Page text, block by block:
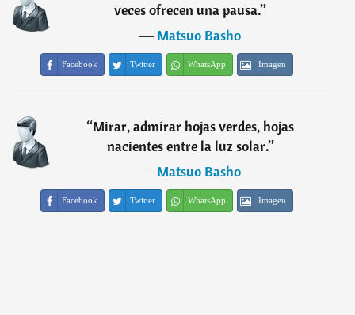
veces ofrecen una pausa.”
―Matsuo Basho
Facebook Twitter WhatsApp Imagen
“Mirar, admirar hojas verdes, hojas
nacientes entre la luz solar.”
―Matsuo Basho
Facebook Twitter WhatsApp Imagen